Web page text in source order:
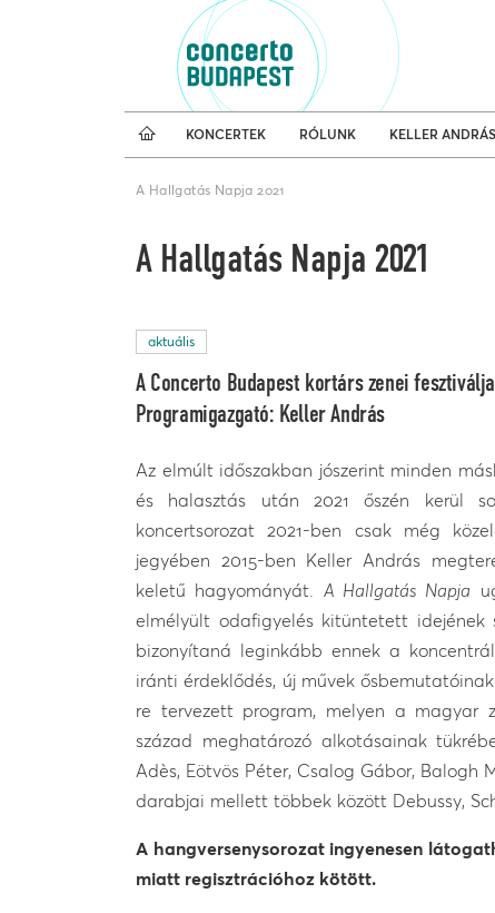
KONCERTEK RÓLUNK KELLER ANDRÁS
Koncertnaptár
A Hallgatás Napja 2021
A Hallgatás Napja 2021
aktuális
A Concerto Budapest kortárs zenei fesztiválja
Programigazgató: Keller András
Az elmúlt időszakban jószerint minden
és halasztás után 2021 őszén kerül
koncertsorozat 2021-ben csak még
jegyében 2015-ben Keller András
keletű hagyományát. A Hallgatás Napja
elmélyült odafigyelés kitüntetett idejének
bizonyítaná leginkább ennek a
iránti érdeklődés, új művek
re tervezett program, melyen a magyar
század meghatározó alkotásainak
Adès, Eötvös Péter, Csalog Gábor, Balogh
darabjai mellett többek között Debussy,
A hangversenysorozat ingyenesen
miatt regisztrációhoz kötött.